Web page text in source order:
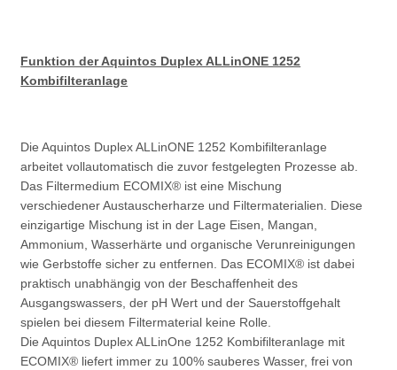
Funktion der Aquintos Duplex ALLinONE 1252
Kombifilteranlage
Die Aquintos Duplex ALLinONE 1252 Kombifilteranlage
arbeitet vollautomatisch die zuvor festgelegten Prozesse ab.
Das Filtermedium ECOMIX® ist eine Mischung
verschiedener Austauscherharze und Filtermaterialien. Diese
einzigartige Mischung ist in der Lage Eisen, Mangan,
Ammonium, Wasserhärte und organische Verunreinigungen
wie Gerbstoffe sicher zu entfernen. Das ECOMIX® ist dabei
praktisch unabhängig von der Beschaffenheit des
Ausgangswassers, der pH Wert und der Sauerstoffgehalt
spielen bei diesem Filtermaterial keine Rolle.
Die Aquintos Duplex ALLinOne 1252 Kombifilteranlage mit
ECOMIX® liefert immer zu 100% sauberes Wasser, frei von